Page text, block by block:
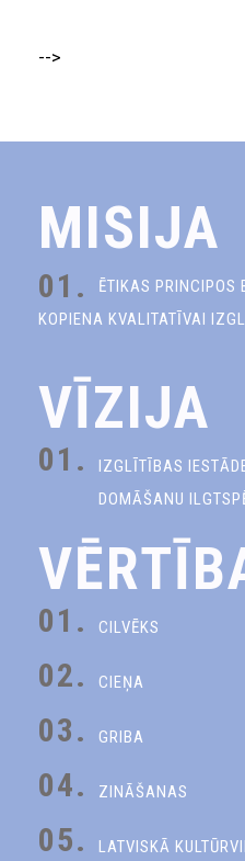
-->
MISIJA
01.
ĒTIKAS
KOPIENA KVALITATĪVAI
VĪZIJA
01.
IZGLĪTĪBAS
DOMĀŠANU
01. CILVĒKS
02. CIEŅA
03. GRIBA
04. ZINĀŠANAS
05. LATVISKĀ